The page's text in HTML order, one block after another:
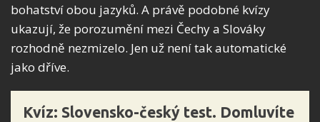
bohatství obou jazyků. A právě podobné kvízy
ukazují, že porozumění mezi Čechy a Slováky
rozhodně nezmizelo. Jen už není tak automatické
jako dříve.
Kvíz: Slovensko-český test. Domluvíte